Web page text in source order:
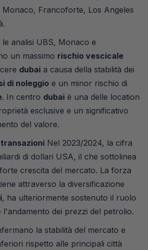
Monaco, Francoforte, Los Angeles
analisi UBS, Monaco e
un massimo rischio vescicale
dubai a causa della stabilità dei
di noleggio e un minor rischio di
. In centro dubai è una delle location
esclusive e un significativo
del valore.
transazioni Nel 2023/2024, la cifra
di dollari USA, il che sottolinea
crescita del mercato. La forza
attraverso la diversificazione
, ha ulteriormente sostenuto il ruolo
l'andamento dei prezzi del petrolio.
la stabilità del mercato e
rispetto alle principali città